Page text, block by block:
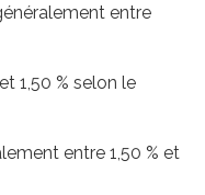
entre
1,50 % selon le
entre 1,50 % et